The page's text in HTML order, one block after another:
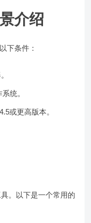
介绍
下条件：
统。
或更高版本。
。以下是一个常用的